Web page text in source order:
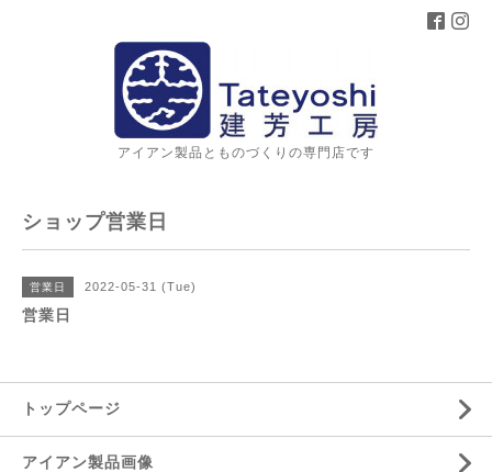
アイアン製品とものづくりの専門店です
ショップ営業日
営業日 2022-05-31 (Tue)
営業日
トップページ
アイアン製品画像